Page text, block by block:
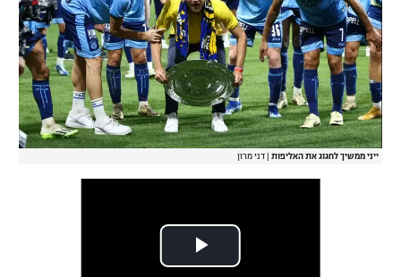
תגיות
המגזין
ייני ממשיך לחגוג את האליפות דני מרון